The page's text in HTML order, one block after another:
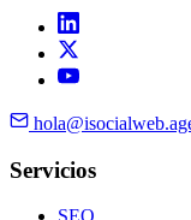
Servicios